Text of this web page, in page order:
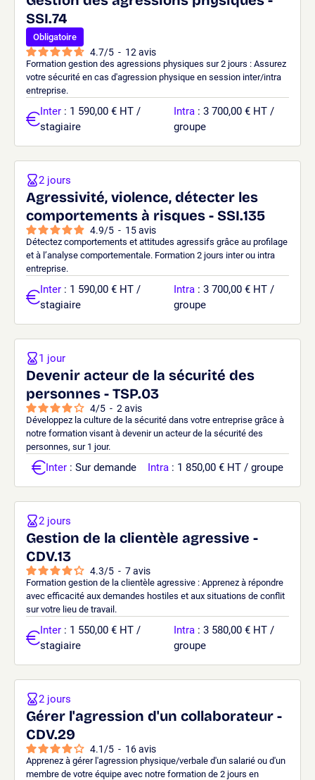
SSI.74
Obligatoire
4.7/5 - 12 avis
Formation gestion des agressions physiques sur 2 jours : Assurez
votre sécurité en cas d'agression physique en session inter/intra
entreprise.
Inter : 1 590,00 € HT /
stagiaire
Intra : 3 700,00 € HT /
groupe
Agressivité, violence, détecter les
comportements à risques - SSI.135
4.9/5 - 15avis
Détectez comportements et attitudes agressifs grâce au profilage
et à l’analyse comportementale. Formation 2 jours inter ou intra
entreprise.
2 jours
Inter : 1 590,00 € HT /
stagiaire
Intra : 3 700,00 € HT /
groupe
Devenir acteur de la sécurité des
personnes - TSP.03
4/5 - 2 avis
Développez la culture de la sécurité dans votre entreprise grâce à
notre formation visant à devenir un acteur de la sécurité des
personnes, sur 1 jour.
1 jour
Inter : Sur demande Intra : 1 850,00 € HT / groupe
Gestion de la clientèle agressive -
CDV.13
4.3/5 - 7avis
Formation gestion de la clientèle agressive : Apprenez à répondre
avec efficacité aux demandes hostiles et aux situations de conflit
sur votre lieu de travail.
2 jours
Inter : 1 550,00 € HT /
stagiaire
Intra : 3 580,00 € HT /
groupe
Gérer l'agression d'un collaborateur -
CDV.29
4.1 /5 - 16avis
Apprenez à gérer l'agression physique/verbale d'un salarié ou d'un
membre de votre équipe avec notre formation de 2 jours en
2 jours